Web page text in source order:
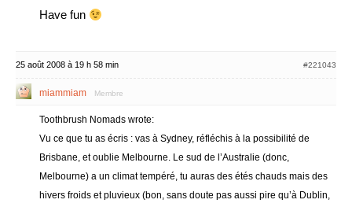
Have fun
25 août 2008 à 19 h 58 min #221043
miammiam Membre
Toothbrush Nomads wrote:
Vu ce que tu as écris : vas à Sydney, réfléchis à la possibilité de
Brisbane, et oublie Melbourne. Le sud de l’Australie (donc,
Melbourne) a un climat tempéré, tu auras des étés chauds mais des
hivers froids et pluvieux (bon, sans doute pas aussi pire qu’à Dublin,